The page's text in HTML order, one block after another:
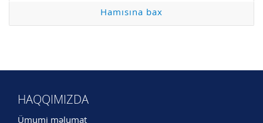
Hamısına bax
HAQQIMIZDA
Ümumi məlumat